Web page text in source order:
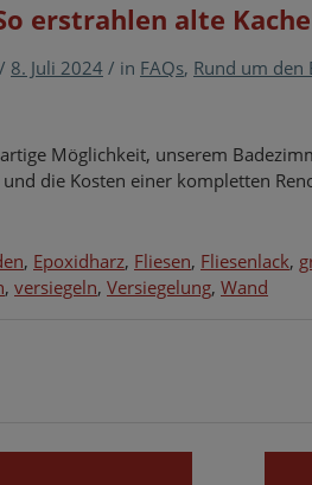
erstrahlen alte
/ 8. Juli 2024 / in FAQs, Rund um den
Möglichkeit, unserem
die Kosten einer kompletten
, Epoxidharz, Fliesen, Fliesenlack,
, versiegeln, Versiegelung, Wand